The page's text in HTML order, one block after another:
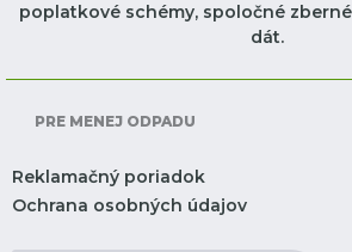
poplatkové schémy, spoločné
dát.
PRE MENEJ ODPADU
Reklamačný poriadok
Ochrana osobných údajov